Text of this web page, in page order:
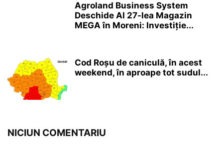
Agroland Business System
Deschide Al 27-lea Magazin
MEGA în Moreni: Investiție...
Cod Roșu de caniculă, în acest
weekend, în aproape tot sudul...
NICIUN COMENTARIU